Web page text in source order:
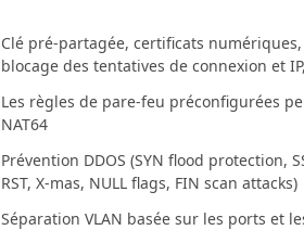
Clé pré-partagée, certificats
blocage des tentatives de connexion et
Les règles de pare-feu préconfigurées
NAT64
Prévention DDOS (SYN flood protection,
RST, X-mas, NULL flags, FIN scan attacks)
Séparation VLAN basée sur les ports et